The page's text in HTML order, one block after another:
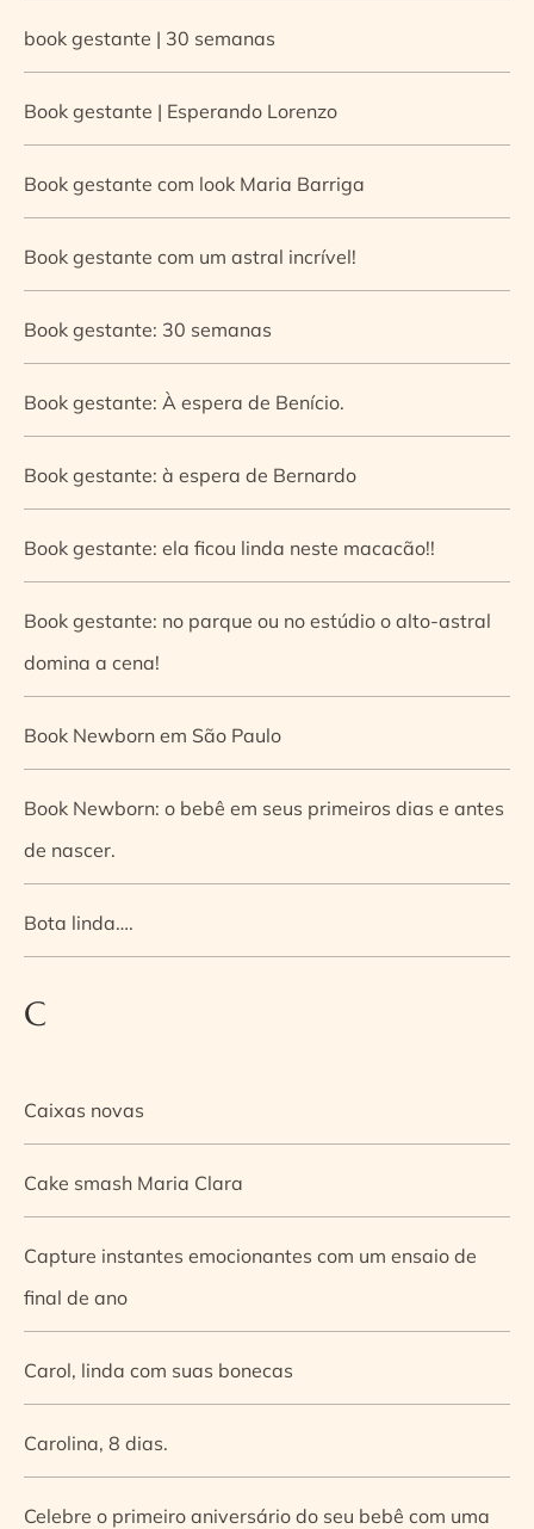
book gestante | 30 semanas
Book gestante | Esperando Lorenzo
Book gestante com look Maria Barriga
Book gestante com um astral incrível!
Book gestante: 30 semanas
Book gestante: À espera de Benício.
Book gestante: à espera de Bernardo
Book gestante: ela ficou linda neste macacão!!
Book gestante: no parque ou no estúdio o alto-astral
domina a cena!
Book Newborn em São Paulo
Book Newborn: o bebê em seus primeiros dias e antes
de nascer.
Bota linda….
C
Caixas novas
Cake smash Maria Clara
Capture instantes emocionantes com um ensaio de
final de ano
Carol, linda com suas bonecas
Carolina, 8 dias.
Celebre o primeiro aniversário do seu bebê com uma